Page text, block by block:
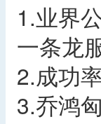
1.业界
一条龙
2.成功
3.乔鸿